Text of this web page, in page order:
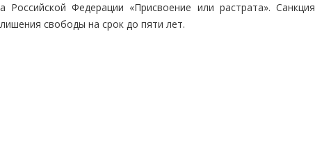
Федерации «Присвоение или растрата». Санкция
свободы на срок до пяти лет.